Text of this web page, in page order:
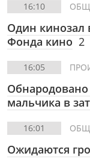
16:10
Один кинозал
Фонда кино 2
16:05
Обнародовано
мальчика в
16:01
Ожидаются